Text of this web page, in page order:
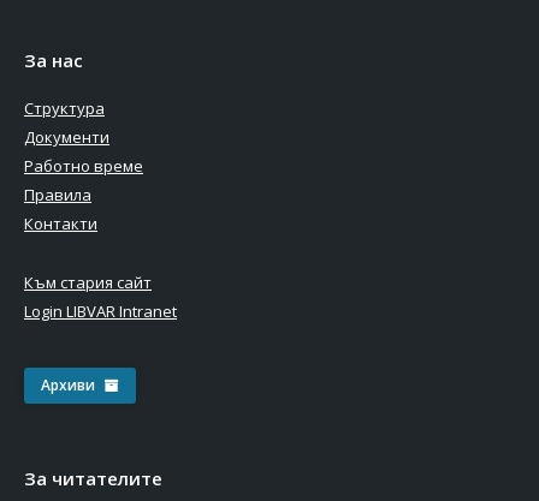
За нас
Структура
Документи
Работно време
Правила
Контакти
Към стария сайт
Login LIBVAR Intranet
Архиви
За читателите